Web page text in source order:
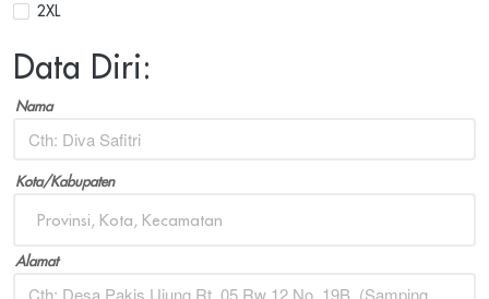
2XL
Data Diri:
Nama
Kota/Kabupaten
Provinsi, Kota, Kecamatan
Alamat